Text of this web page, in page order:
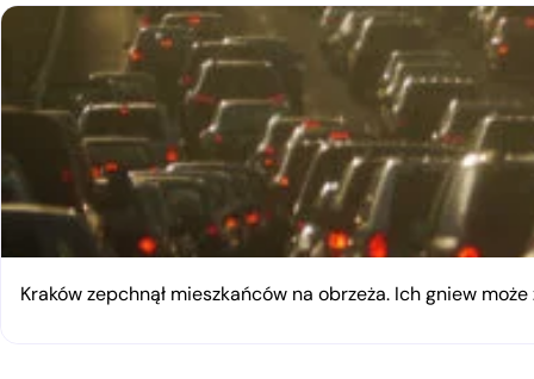
Kraków zepchnął mieszkańców na obrzeża. Ich gniew